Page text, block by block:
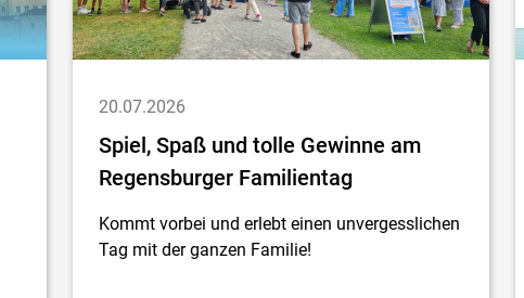
20.07.2026
Spiel, Spaß und tolle Gewinne am
Regensburger Familientag
Kommt vorbei und erlebt einen unvergesslichen
Tag mit der ganzen Familie!